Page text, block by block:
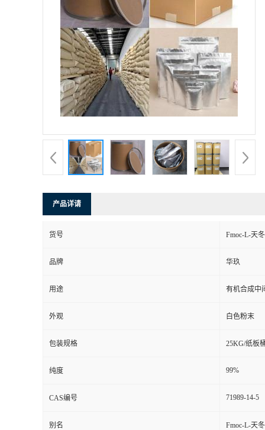
产品详请
货号 Fmoc-L-天
品牌 华玖
用途 有机合成中
外观 白色粉末
包装规格 25KG/纸板
纯度 99%
CAS编号 71989-14-5
别名 Fmoc-L-天